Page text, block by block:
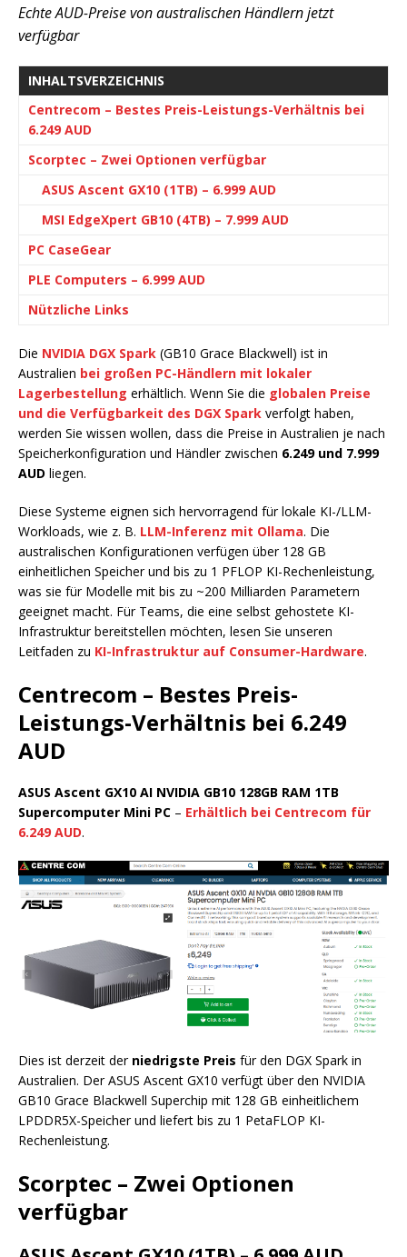
Echte AUD-Preise von australischen Händlern jetzt
verfügbar
INHALTSVERZEICHNIS
Centrecom – Bestes Preis-Leistungs-Verhältnis bei
6.249 AUD
Scorptec – Zwei Optionen verfügbar
ASUS Ascent GX10 (1TB) – 6.999 AUD
MSI EdgeXpert GB10 (4TB) – 7.999 AUD
PC CaseGear
PLE Computers – 6.999 AUD
Nützliche Links
Die NVIDIA DGX Spark (GB10 Grace Blackwell) ist in
Australien bei großen PC-Händlern mit lokaler
Lagerbestellung erhältlich. Wenn Sie die globalen Preise
und die Verfügbarkeit des DGX Spark verfolgt haben,
werden Sie wissen wollen, dass die Preise in Australien je nach
Speicherkonfiguration und Händler zwischen 6.249 und 7.999
AUD liegen.
Diese Systeme eignen sich hervorragend für lokale KI-/LLM-
Workloads, wie z. B. LLM-Inferenz mit Ollama. Die
australischen Konfigurationen verfügen über 128 GB
einheitlichen Speicher und bis zu 1 PFLOP KI-Rechenleistung,
was sie für Modelle mit bis zu ~200 Milliarden Parametern
geeignet macht. Für Teams, die eine selbst gehostete KI-
Infrastruktur bereitstellen möchten, lesen Sie unseren
Leitfaden zu KI-Infrastruktur auf Consumer-Hardware.
Centrecom – Bestes Preis-
Leistungs-Verhältnis bei 6.249
AUD
ASUS Ascent GX10 AI NVIDIA GB10 128GB RAM 1TB
Supercomputer Mini PC – Erhältlich bei Centrecom für
6.249 AUD.
Dies ist derzeit der niedrigste Preis für den DGX Spark in
Australien. Der ASUS Ascent GX10 verfügt über den NVIDIA
GB10 Grace Blackwell Superchip mit 128 GB einheitlichem
LPDDR5X-Speicher und liefert bis zu 1 PetaFLOP KI-
Rechenleistung.
Scorptec – Zwei Optionen
verfügbar